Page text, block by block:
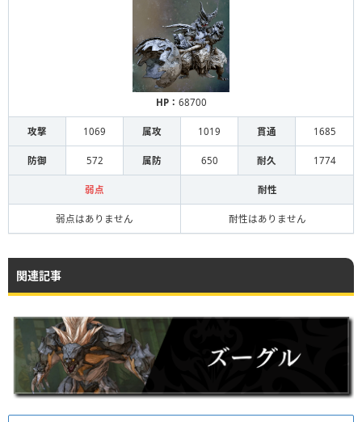
HP： 68700
攻撃 1069 属攻 1019 貫通 1685
防御 572 属防 650 耐久 1774
弱点 耐性
弱点はありません 耐性はありません
関連記事